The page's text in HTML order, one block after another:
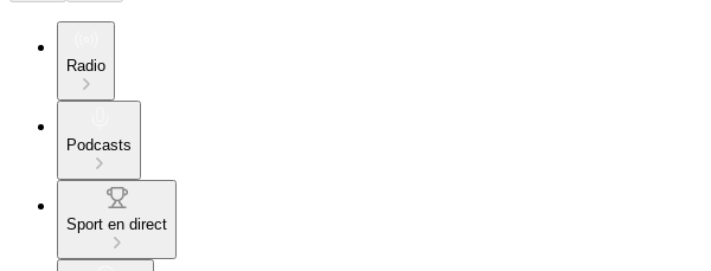
Radio
Podcasts
Sport en direct